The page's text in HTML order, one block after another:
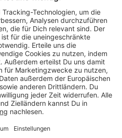
Kauf auf Rechnung